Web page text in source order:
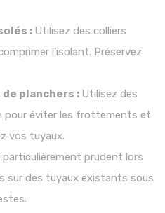
: Utilisez des colliers
l’isolant. Préservez
planchers : Utilisez des
pour éviter les frottements et
vos tuyaux.
particulièrement prudent lors
sur des tuyaux existants sous